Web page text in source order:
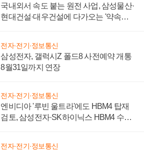
국내외서 속도 붙는 원전 사업, 삼성물산·
현대건설·대우건설에 다가오는 '약속의
전자·전기·정보통신
삼성전자, 갤럭시Z 폴드8 사전예약 개통
8월31일까지 연장
전자·전기·정보통신
엔비디아 '루빈 울트라'에도 HBM4 탑재
검토, 삼성전자·SK하이닉스 HBM4 수율
전자·전기·정보통신